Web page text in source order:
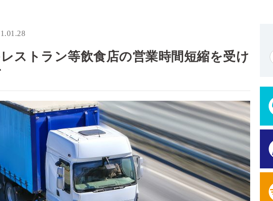
ストラン等飲食店の営業時間短縮を受け